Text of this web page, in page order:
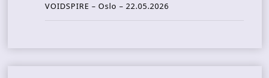
VOIDSPIRE – Oslo – 22.05.2026